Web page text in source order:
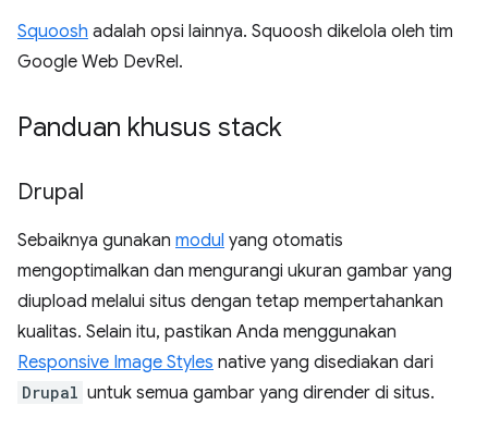
Squoosh adalah opsi lainnya. Squoosh dikelola oleh tim
Google Web DevRel.
Panduan khusus stack
Drupal
Sebaiknya gunakan modul yang otomatis
mengoptimalkan dan mengurangi ukuran gambar yang
diupload melalui situs dengan tetap mempertahankan
kualitas. Selain itu, pastikan Anda menggunakan
Responsive Image Styles native yang disediakan dari
Drupal untuk semua gambar yang dirender di situs.